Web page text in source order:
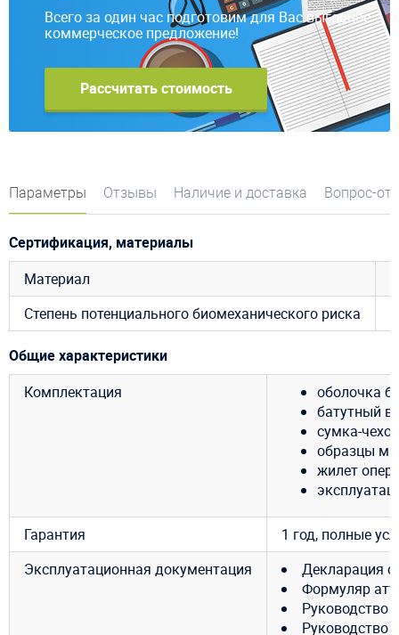
Всего за один час подготовим для Вас выгодное
коммерческое предложение!
Рассчитать стоимость
Параметры Отзывы Наличие и доставка Вопрос-
Сертификация, материалы
Материал
Степень потенциального биомеханического риска
Общие характеристики
Комплектация
оболочка
батутный
сумка-
образцы
жилет
Гарантия
1 год, полные
Эксплуатационная документация
Декларация
Формуляр
Руководство
Руководство